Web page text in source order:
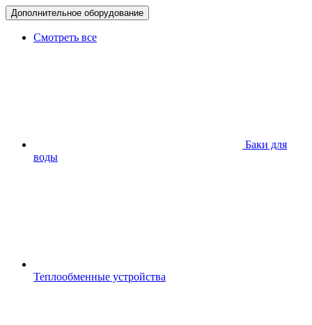
Дополнительное оборудование
Смотреть все
Баки для
воды
Теплообменные устройства